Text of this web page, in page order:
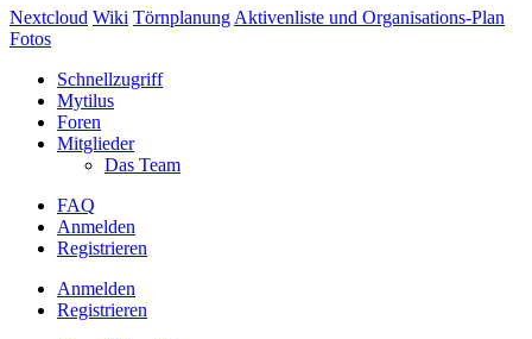
Nextcloud Wiki Törnplanung Aktivenliste und Organisations-Plan
Fotos
Schnellzugriff
Mytilus
Foren
Mitglieder
Das Team
FAQ
Anmelden
Registrieren
Anmelden
Registrieren